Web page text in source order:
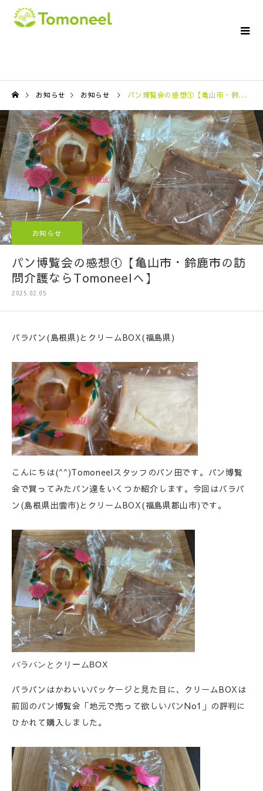
お知らせ お知らせ パン博覧会の感想①【亀山市・鈴鹿市の訪問介護ならTomoneelへ】
お知らせ
パン博覧会の感想①【亀山市・鈴鹿市の訪
問介護ならTomoneelへ】
2025.02.05
バラパン(島根県)とクリームBOX(福島県)
こんにちは(^^)Tomoneelスタッフのパン田です。パン博覧
会で買ってみたパン達をいくつか紹介します。今回はバラパ
ン(島根県出雲市)とクリームBOX(福島県郡山市)です。
バラパンとクリームBOX
バラパンはかわいいパッケージと見た目に、クリームBOXは
前回のパン博覧会「地元で売って欲しいパンNo1」の評判に
ひかれて購入しました。